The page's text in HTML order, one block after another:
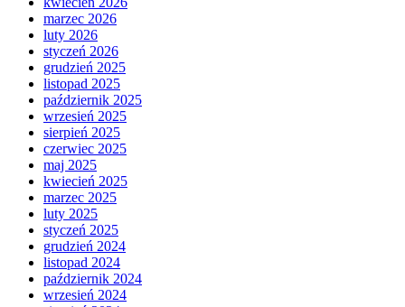
marzec 2026
luty 2026
styczeń 2026
grudzień 2025
listopad 2025
październik 2025
wrzesień 2025
sierpień 2025
czerwiec 2025
maj 2025
kwiecień 2025
marzec 2025
luty 2025
styczeń 2025
grudzień 2024
listopad 2024
październik 2024
wrzesień 2024